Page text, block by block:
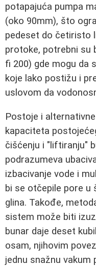
potapajuća pumpa
(oko 90mm), što
pedeset do četiristo
protoke, potrebni su
fi 200) gde mogu da
koje lako postižu i
uslovom da
Postoje i
kapaciteta
čišćenju i "liftiranju"
podrazumeva
izbacivanje vode i
bi se otčepile pore u
glina. Takođe,
sistem može biti
bunar daje deset
osam, njihovim
jednu snažnu vakum